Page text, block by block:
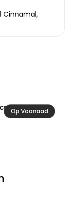
Cinnamal,
Op Voorraad
250ml